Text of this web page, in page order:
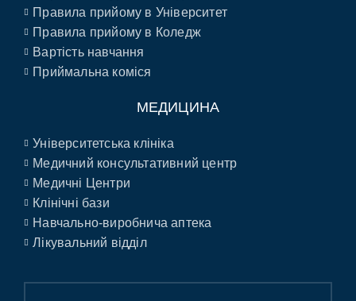
Правила прийому в Університет
Правила прийому в Коледж
Вартість навчання
Приймальна коміся
МЕДИЦИНА
Університетська клініка
Медичний консультативний центр
Медичні Центри
Клінічні бази
Навчально-виробнича аптека
Лікувальний відділ